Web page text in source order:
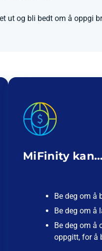
og bli bedt om å oppgi
MiFinity kan…
Be deg om å
Be deg om å
Be deg om å
oppgitt, for å